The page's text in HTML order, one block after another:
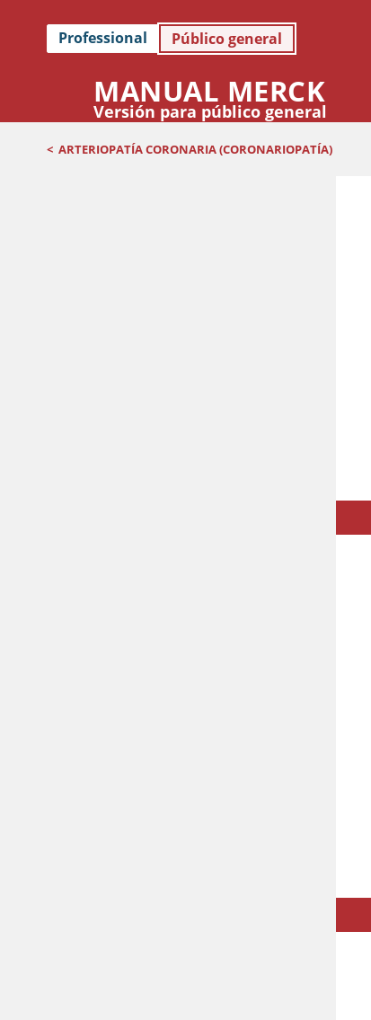
Professional Público general
MANUAL MERCK
Versión para público general
< ARTERIOPATÍA CORONARIA (CORONARIOPATÍA)